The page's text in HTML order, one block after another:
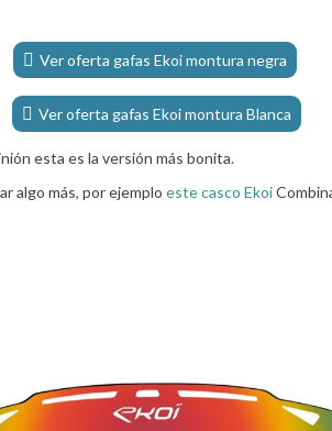
Ver oferta gafas Ekoi montura negra
Ver oferta gafas Ekoi montura Blanca
esta es la versión más bonita.
algo más, por ejemplo este casco Ekoi